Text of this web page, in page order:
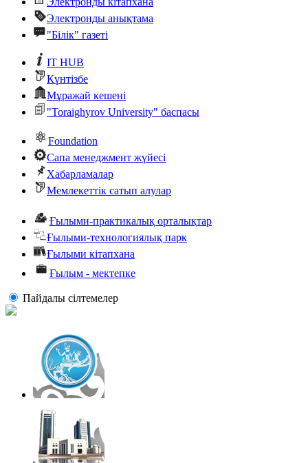
Электронды анықтама
"Білік" газеті
IT HUB
Күнтізбе
Мұражай кешені
"Toraighyrov University" баспасы
Foundation
Сапа менеджмент жүйесі
Хабарламалар
Мемлекеттік сатып алулар
Ғылыми-практикалық орталықтар
Ғылыми-технологиялық парк
Ғылыми кітапхана
Ғылым - мектепке
Пайдалы сiлтемелер